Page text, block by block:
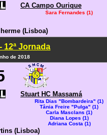
CA Campo Ourique
Sara Fernandes (1)
(Lisboa)
12ª Jornada
de 2018
Stuart HC Massamá
Rita Dias "Bombardeira" (1)
Tânia Freire "Pulga" (1)
Carla Masclans (1)
Diana Lopes (1)
Adriana Costa (1)
(Lisboa)